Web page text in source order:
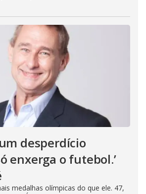
desperdício
enxerga o futebol.’
medalhas olímpicas do que ele. 47,